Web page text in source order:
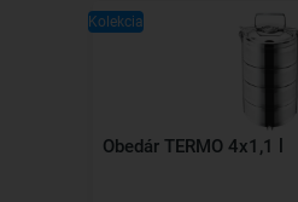
Kolekcia
Obedár TERMO 4x1,1 l